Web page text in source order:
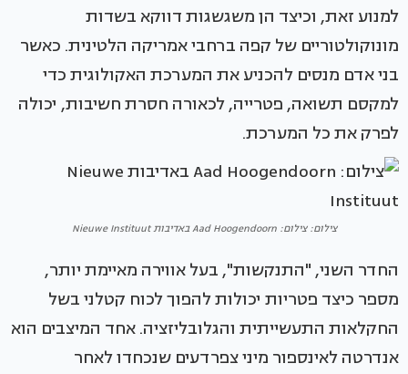
למנוע זאת, וכיצד הן משגשגות דווקא בשדות
מונוקולטוריים של קפה ברחבי אמריקה הלטינית. כאשר
בני אדם מנסים להכניע את המערכת האקולוגית כדי
למקסם תשואה, פטרייה, לכאורה חסרת חשיבות, יכולה
לפרק את כל המערכת.
צילום: צילום: Aad Hoogendoorn באדיבות Nieuwe Instituut
החדר השני, "התנקשות", בעל אווירה מאיימת יותר,
מספר כיצד פטריות יכולות להפוך לכוח קטלני בשל
החקלאות התעשייתית והגלובליזציה. אחד המיצבים הוא
אנדרטה לאינספור מיני צפרדעים שנכחדו לאחר